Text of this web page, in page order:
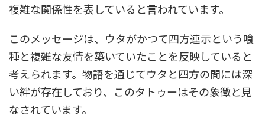
複雑な関係性を表していると言われています。
このメッセージは、ウタがかつて四方連示という喰
種と複雑な友情を築いていたことを反映していると
考えられます。物語を通じてウタと四方の間には深
い絆が存在しており、このタトゥーはその象徴と見
なされています。